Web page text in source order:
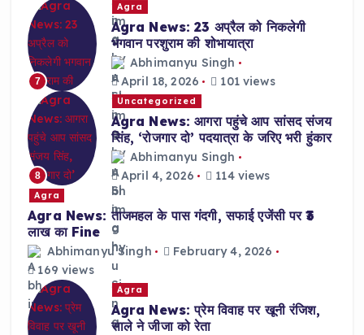
7
Agra
Agra News: 23 अप्रैल को निकलेगी
भगवान परशुराम की शोभायात्रा
Abhimanyu Singh
April 18, 2026
101 views
8
Uncategorized
Agra News: आगरा पहुंचे आप सांसद संजय
सिंह, ‘रोजगार दो’ पदयात्रा के जरिए भरी हुंकार
Abhimanyu Singh
April 4, 2026
114 views
Agra
Agra News: ताजमहल के पास गंदगी, सफाई एजेंसी पर ₹3
लाख का Fine
Abhimanyu Singh
February 4, 2026
169 views
Agra
Agra News: प्रेम विवाह पर खूनी रंजिश,
साले ने जीजा को रेता